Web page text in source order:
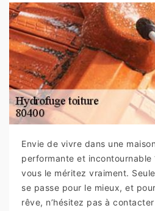
Envie de vivre dans une
performante et incontournable
vous le méritez vraiment.
se passe pour le mieux, et
rêve, n’hésitez pas à